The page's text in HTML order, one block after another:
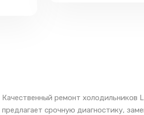
Качественный ремонт холодильников
предлагает срочную диагностику,